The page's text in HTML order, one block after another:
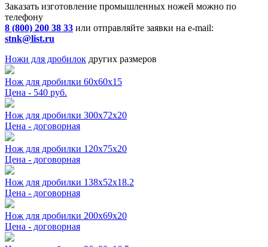
Заказать изготовление промышленных ножей можно по
телефону
8 (800) 200 38 33 или отправляйте заявки на e-mail:
stnk@list.ru
Ножи для дробилок других размеров
Нож для дробилки 60x60x15
Цена - 540 руб.
Нож для дробилки 300x72x20
Цена - договорная
Нож для дробилки 120x75x20
Цена - договорная
Нож для дробилки 138x52x18.2
Цена - договорная
Нож для дробилки 200x69x20
Цена - договорная